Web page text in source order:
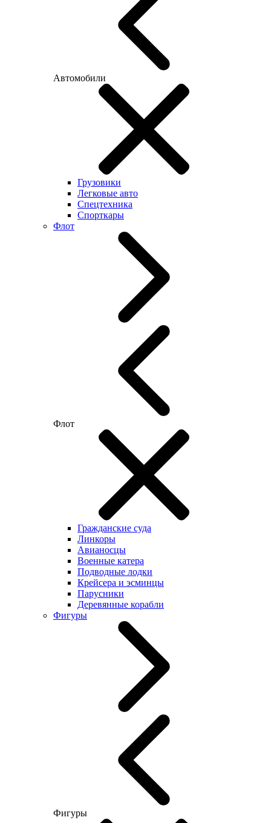
Автомобили
Грузовики
Легковые авто
Спецтехника
Спорткары
Флот
Флот
Гражданские суда
Линкоры
Авианосцы
Военные катера
Подводные лодки
Крейсера и эсминцы
Парусники
Деревянные корабли
Фигуры
Фигуры